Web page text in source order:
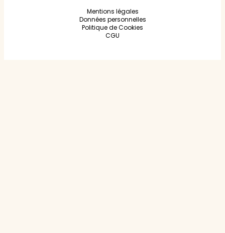
Mentions légales
Données personnelles
Politique de Cookies
CGU